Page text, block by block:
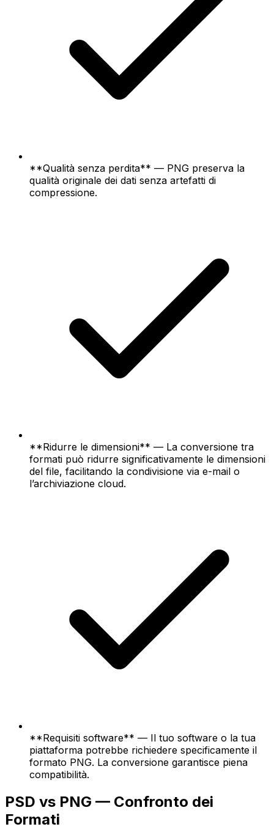
**Qualità senza perdita** — PNG preserva la
qualità originale dei dati senza artefatti di
compressione.
**Ridurre le dimensioni** — La conversione tra
formati può ridurre significativamente le dimensioni
del file, facilitando la condivisione via e-mail o
l’archiviazione cloud.
**Requisiti software** — Il tuo software o la tua
piattaforma potrebbe richiedere specificamente il
formato PNG. La conversione garantisce piena
compatibilità.
PSD vs PNG — Confronto dei
Formati